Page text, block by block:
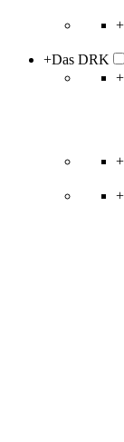
+
+Das DRK
+
+
+